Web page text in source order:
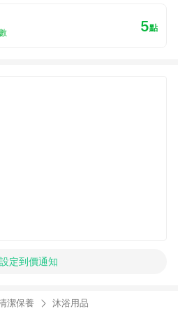
5點
設定到價通知
潔保養 沐浴用品